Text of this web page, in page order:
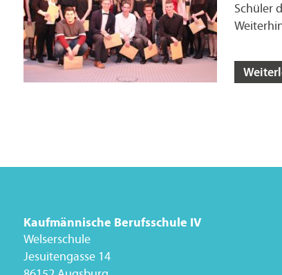
Schüler
Kaufmännische Berufsschule IV
Welserschule
Jesuitengasse 14